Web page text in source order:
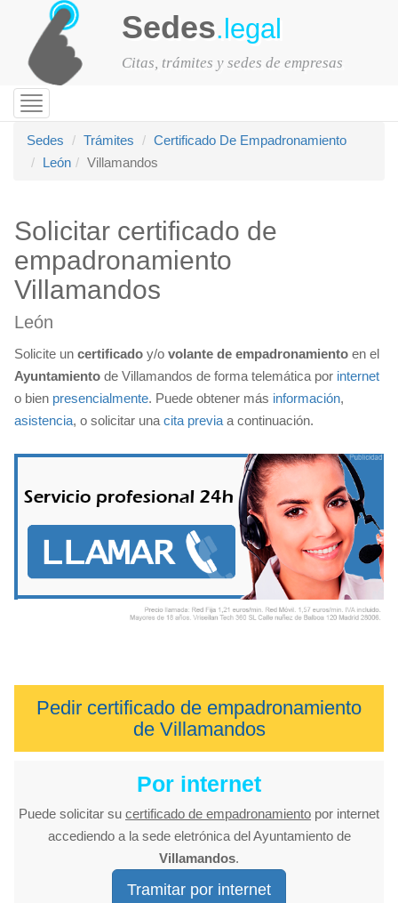
Sedes.legal
Citas, trámites y sedes de empresas
Toggle
navigation
Sedes
Trámites
Certificado De Empadronamiento
León
Villamandos
Solicitar certificado de
empadronamiento
Villamandos
León
Solicite un certificado y/o volante de empadronamiento en el
Ayuntamiento de Villamandos de forma telemática por internet
o bien presencialmente. Puede obtener más información,
asistencia, o solicitar una cita previa a continuación.
Pedir certificado de empadronamiento
de Villamandos
Por internet
Puede solicitar su certificado de empadronamiento por internet
accediendo a la sede eletrónica del Ayuntamiento de
Villamandos.
Tramitar por internet